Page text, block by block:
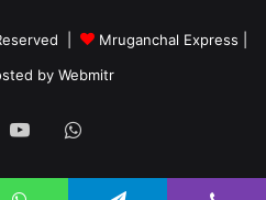
| Mruganchal Express
by Webmitr
YouTubeWhatsApp